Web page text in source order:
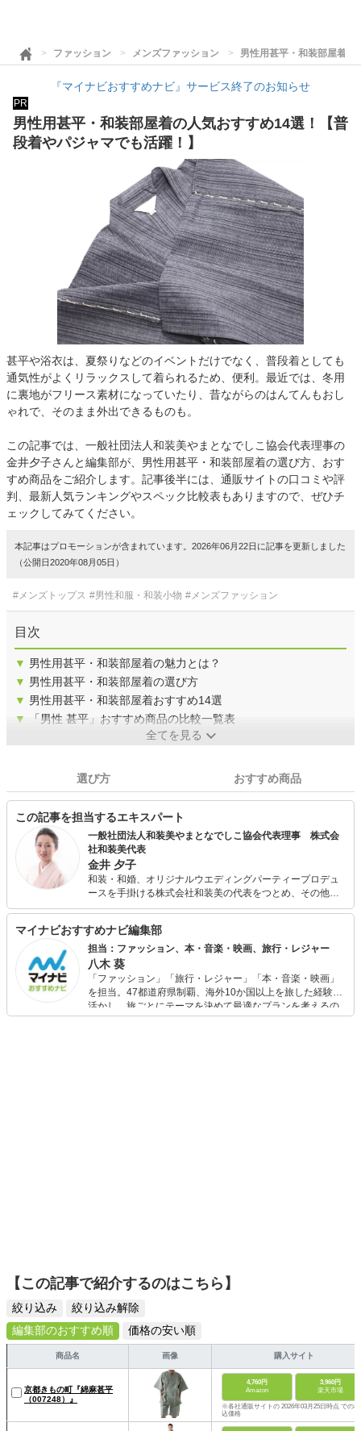
ファッション メンズファッション 男性用甚平・和装部屋着
『マイナビおすすめナビ』サービス終了のお知らせ
PR
男性用甚平・和装部屋着の人気おすすめ14選！【普
段着やパジャマでも活躍！】
甚平や浴衣は、夏祭りなどのイベントだけでなく、普段着としても
通気性がよくリラックスして着られるため、便利。最近では、冬用
に裏地がフリース素材になっていたり、昔ながらのはんてんもおし
ゃれで、そのまま外出できるものも。
この記事では、一般社団法人和装美やまとなでしこ協会代表理事の
金井夕子さんと編集部が、男性用甚平・和装部屋着の選び方、おす
すめ商品をご紹介します。記事後半には、通販サイトの口コミや評
判、最新人気ランキングやスペック比較表もありますので、ぜひチ
ェックしてみてください。
本記事はプロモーションが含まれています。2026年06月22日に記事を更新しました
（公開日2020年08月05日）
#メンズトップス #男性和服・和装小物 #メンズファッション
目次
▼ 男性用甚平・和装部屋着の魅力とは？
▼ 男性用甚平・和装部屋着の選び方
▼ 男性用甚平・和装部屋着おすすめ14選
▼
「男性 甚平」おすすめ商品の比較一覧表
全てを見る
選び方 おすすめ商品
この記事を担当するエキスパート
一般社団法人和装美やまとなでしこ協会代表理事 株式会
社和装美代表
金井 夕子
和装・和婚、オリジナルウエディングパーティープロデュ
ースを手掛ける株式会社和装美の代表をつとめ、その他広
告.TV.CM等では、和装・和婚の監修やディレクションもこ
ログラムで担当。プロ向けには知識マナーも含めた和装撮
影の見え方等のセミナー業も担当。 企業との和装が入るイ
ベント運営も技術含め担当し、和装の専門家としての活動
もこなす。 一般社団法人和装美やまとなでしこ協会では代
表理事をつとめ、着物好きと遊んで楽しむイベントを通し
て着物産業の発展に貢献する事も掲げて活動。 着物を学び
たい人、着物で仕事をしたい人へは和装プロデューサーと
マイナビおすすめナビ編集部
担当：ファッション、本・音楽・映画、旅行・レジャー
八木 葵
「ファッション」「旅行・レジャー」「本・音楽・映画」
を担当。47都道府県制覇、海外10か国以上を旅した経験を
活かし、旅ごとにテーマを決めて最適なプランを考えるの
が得意。また、アパレルショップでの販売経験もあり。誰
【この記事で紹介するのはこちら】
絞り込み
絞り込み解除
編集部のおすすめ順
価格の安い順
商品名 画像 購入サイト
京都きもの町『綿麻甚平
（007248）』
4,760円
Amazon
3,960円
楽天市場
※各社通販サイトの 2026年03月25日時点 での税
込価格